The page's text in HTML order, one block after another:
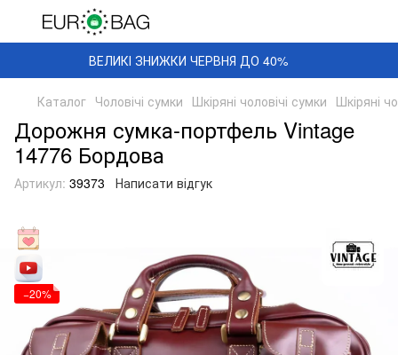
ВЕЛИКІ ЗНИЖКИ ЧЕРВНЯ ДО 40%
Каталог Чоловічі сумки Шкіряні чоловічі сумки Шкіряні
Дорожня сумка-портфель Vintage
14776 Бордова
Артикул: 39373 Написати відгук
−20%